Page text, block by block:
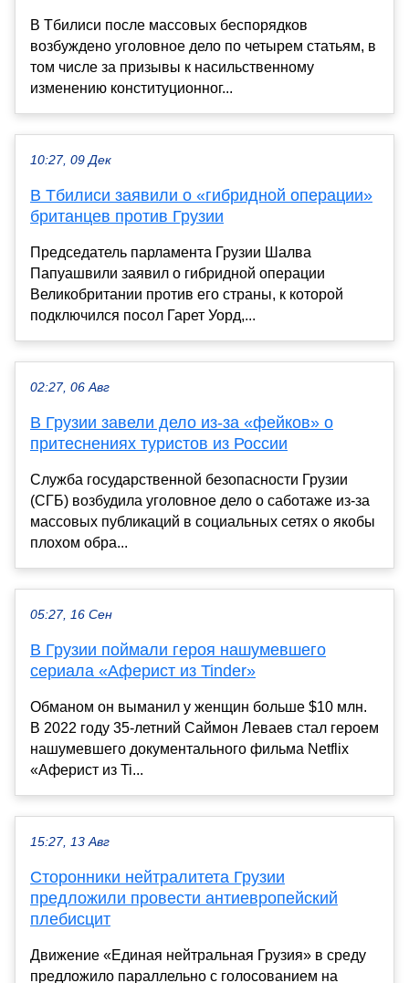
В Тбилиси после массовых беспорядков
возбуждено уголовное дело по четырем статьям, в
том числе за призывы к насильственному
изменению конституционног...
10:27, 09 Дек
В Тбилиси заявили о «гибридной операции»
британцев против Грузии
Председатель парламента Грузии Шалва
Папуашвили заявил о гибридной операции
Великобритании против его страны, к которой
подключился посол Гарет Уорд,...
02:27, 06 Авг
В Грузии завели дело из-за «фейков» о
притеснениях туристов из России
Служба государственной безопасности Грузии
(СГБ) возбудила уголовное дело о саботаже из-за
массовых публикаций в социальных сетях о якобы
плохом обра...
05:27, 16 Сен
В Грузии поймали героя нашумевшего
сериала «Аферист из Tinder»
Обманом он выманил у женщин больше $10 млн.
В 2022 году 35-летний Саймон Леваев стал героем
нашумевшего документального фильма Netflix
«Аферист из Ti...
15:27, 13 Авг
Сторонники нейтралитета Грузии
предложили провести антиевропейский
плебисцит
Движение «Единая нейтральная Грузия» в среду
предложило параллельно с голосованием на